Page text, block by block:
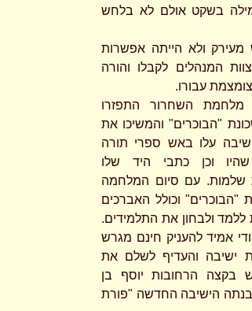
מילה בשקט אולם לא בלחש
ולא הייתה אפשרות
המנהלים לקבלו והורה
עבורו.
השחרור התפזרו
"הבוכרים" והמשיכו את
עלו באש ספרי תורה
וכן כתבי היד שלו
שלמות. עם סיום המלחמה
"הבוכרים" וכולל האברכים
ללמד ולבחון את התלמידים.
אמיד להעניק חינם מגרש
ישיבה והעדיף לשלם את
בקצה הרחובות יוסף בן
הישיבה החדשה "פורת